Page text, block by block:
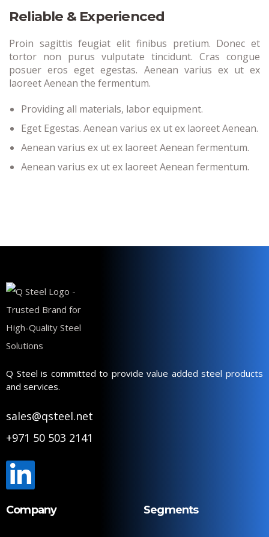
Reliable & Experienced
Proin sagittis feugiat elit finibus pretium. Donec et
tortor non purus vulputate tincidunt. Cras congue
posuer eros eget egestas. Aenean varius ex ut ex
laoreet Aenean the fermentum.
Providing all materials, labor equipment.
Eget Egestas. Aenean varius ex ut ex laoreet Aenean.
Aenean varius ex ut ex laoreet Aenean fermentum.
Aenean varius ex ut ex laoreet Aenean fermentum.
Q Steel is committed to provide value added steel products
and services.
sales@qsteel.net
+971 50 503 2141
Company Segments